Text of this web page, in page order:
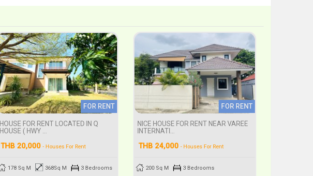
FOR RENT
HOUSE FOR RENT LOCATED IN Q
HOUSE ( HWY ...
THB 20,000 - Houses For Rent
178 Sq M 368Sq M 3 Bedrooms
FOR RENT
NICE HOUSE FOR RENT NEAR VAREE
INTERNATI...
THB 24,000 - Houses For Rent
200 Sq M 3 Bedrooms